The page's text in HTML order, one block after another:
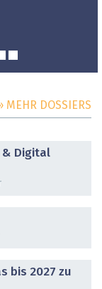
MEHR DOSSIERS
& Digital
bis 2027 zu